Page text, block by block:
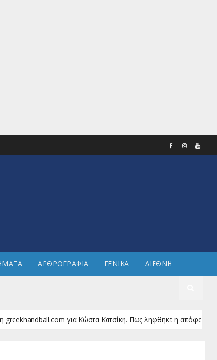
ΑΡΘΡΟΓΡΑΦΙΑ ΓΕΝΙΚΑ ΔΙΕΘΝΗ
για Κώστα Κατσίκη. Πως ληφθηκε η απόφαση για την